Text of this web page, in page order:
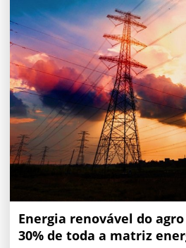
Energia renovável do
30% de toda a matriz